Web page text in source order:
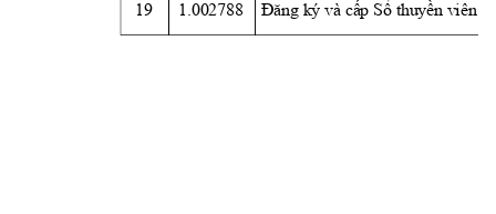
19 1.002788 Đăng ký và cấp Sổ thuyền viên